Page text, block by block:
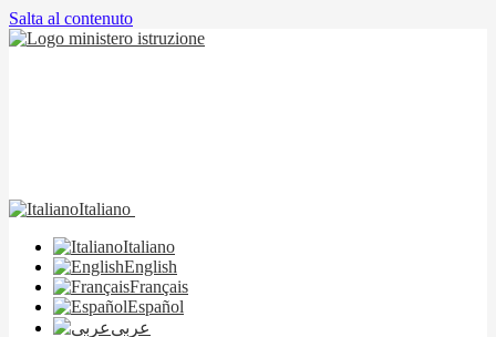
Salta al contenuto
Italiano
Italiano
English
Français
Español
عربى